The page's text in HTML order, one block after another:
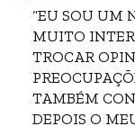
“EU SOU UM
MUITO
TROCAR
TAMBÉM
DEPOIS O